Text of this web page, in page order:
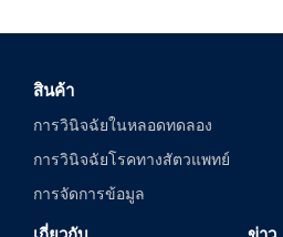
สินค้า
การวินิจฉัยในหลอดทดลอง
การวินิจฉัยโรคทางสัตวแพทย์
การจัดการข้อมูล